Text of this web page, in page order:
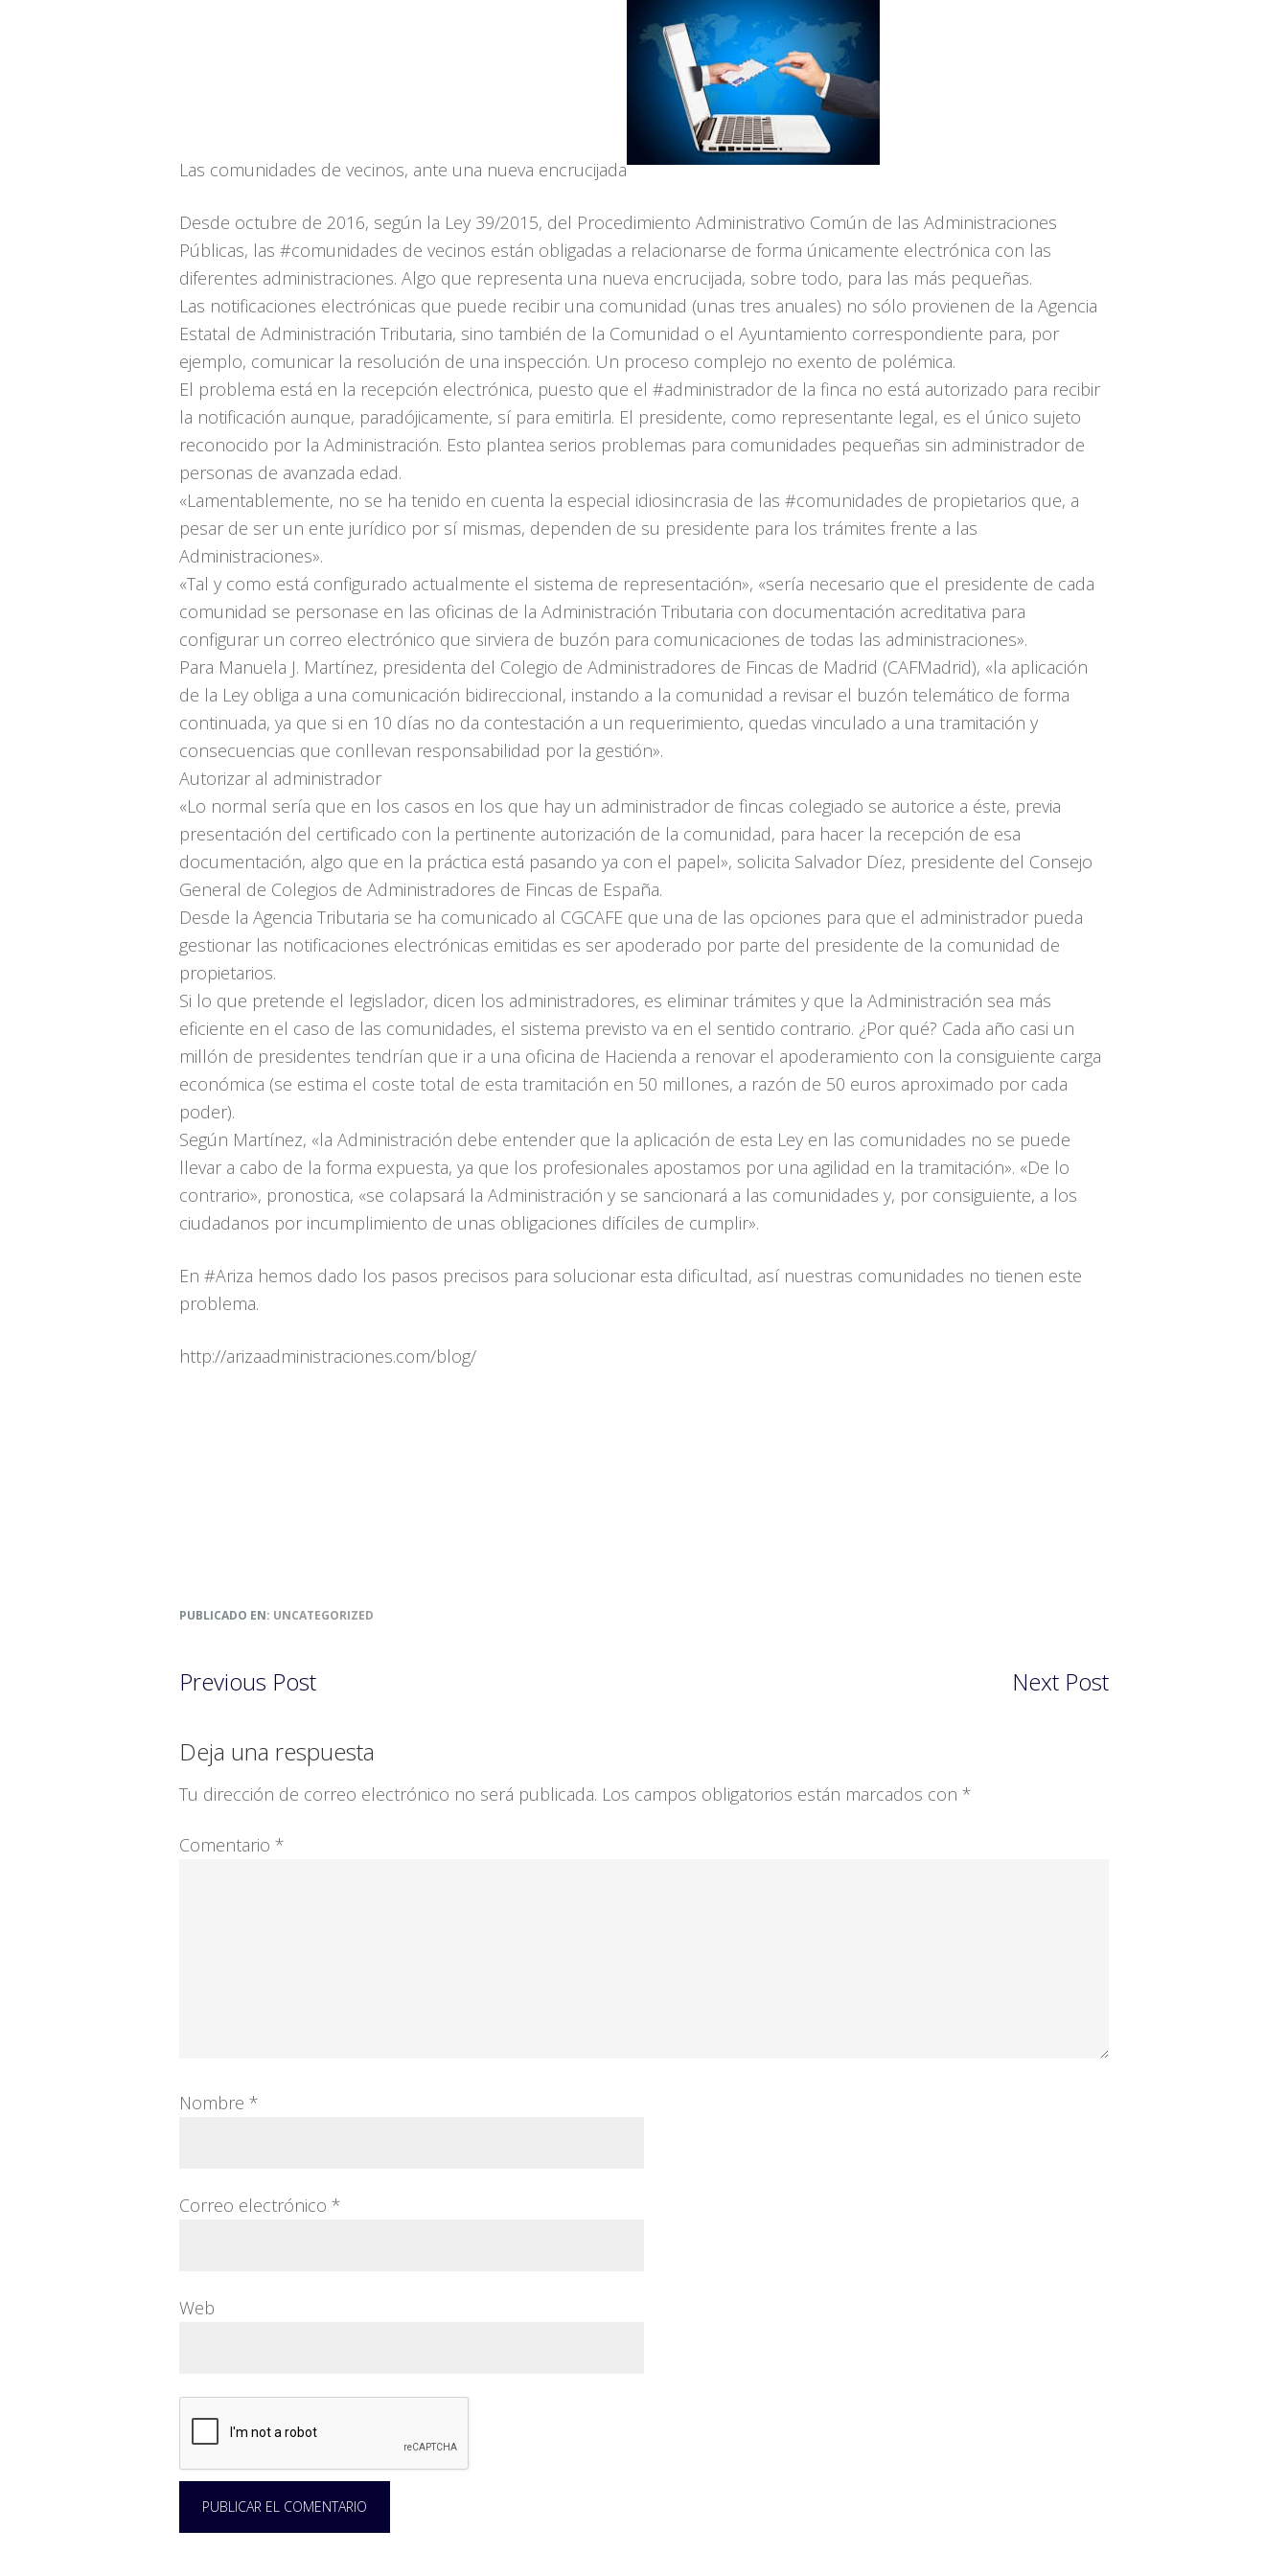
Las comunidades de vecinos, ante una nueva encrucijada
Desde octubre de 2016, según la Ley 39/2015, del Procedimiento Administrativo Común de las Administraciones
Públicas, las #comunidades de vecinos están obligadas a relacionarse de forma únicamente electrónica con las
diferentes administraciones. Algo que representa una nueva encrucijada, sobre todo, para las más pequeñas.
Las notificaciones electrónicas que puede recibir una comunidad (unas tres anuales) no sólo provienen de la Agencia
Estatal de Administración Tributaria, sino también de la Comunidad o el Ayuntamiento correspondiente para, por
ejemplo, comunicar la resolución de una inspección. Un proceso complejo no exento de polémica.
El problema está en la recepción electrónica, puesto que el #administrador de la finca no está autorizado para recibir
la notificación aunque, paradójicamente, sí para emitirla. El presidente, como representante legal, es el único sujeto
reconocido por la Administración. Esto plantea serios problemas para comunidades pequeñas sin administrador de
personas de avanzada edad.
«Lamentablemente, no se ha tenido en cuenta la especial idiosincrasia de las #comunidades de propietarios que, a
pesar de ser un ente jurídico por sí mismas, dependen de su presidente para los trámites frente a las
Administraciones».
«Tal y como está configurado actualmente el sistema de representación», «sería necesario que el presidente de cada
comunidad se personase en las oficinas de la Administración Tributaria con documentación acreditativa para
configurar un correo electrónico que sirviera de buzón para comunicaciones de todas las administraciones».
Para Manuela J. Martínez, presidenta del Colegio de Administradores de Fincas de Madrid (CAFMadrid), «la aplicación
de la Ley obliga a una comunicación bidireccional, instando a la comunidad a revisar el buzón telemático de forma
continuada, ya que si en 10 días no da contestación a un requerimiento, quedas vinculado a una tramitación y
consecuencias que conllevan responsabilidad por la gestión».
Autorizar al administrador
«Lo normal sería que en los casos en los que hay un administrador de fincas colegiado se autorice a éste, previa
presentación del certificado con la pertinente autorización de la comunidad, para hacer la recepción de esa
documentación, algo que en la práctica está pasando ya con el papel», solicita Salvador Díez, presidente del Consejo
General de Colegios de Administradores de Fincas de España.
Desde la Agencia Tributaria se ha comunicado al CGCAFE que una de las opciones para que el administrador pueda
gestionar las notificaciones electrónicas emitidas es ser apoderado por parte del presidente de la comunidad de
propietarios.
Si lo que pretende el legislador, dicen los administradores, es eliminar trámites y que la Administración sea más
eficiente en el caso de las comunidades, el sistema previsto va en el sentido contrario. ¿Por qué? Cada año casi un
millón de presidentes tendrían que ir a una oficina de Hacienda a renovar el apoderamiento con la consiguiente carga
económica (se estima el coste total de esta tramitación en 50 millones, a razón de 50 euros aproximado por cada
poder).
Según Martínez, «la Administración debe entender que la aplicación de esta Ley en las comunidades no se puede
llevar a cabo de la forma expuesta, ya que los profesionales apostamos por una agilidad en la tramitación». «De lo
contrario», pronostica, «se colapsará la Administración y se sancionará a las comunidades y, por consiguiente, a los
ciudadanos por incumplimiento de unas obligaciones difíciles de cumplir».
En #Ariza hemos dado los pasos precisos para solucionar esta dificultad, así nuestras comunidades no tienen este
problema.
http://arizaadministraciones.com/blog/
PUBLICADO EN: UNCATEGORIZED
Previous Post Next Post
Interacciones
con
lectores
Deja una respuesta
Tu dirección de correo electrónico no será publicada. Los campos obligatorios están marcados con *
Comentario *
Nombre *
Correo electrónico *
Web